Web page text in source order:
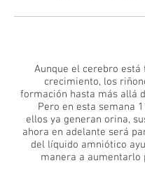
Aunque el cerebro está
crecimiento, los
formación hasta más allá
Pero en esta semana
ellos ya generan orina,
ahora en adelante será
del líquido amniótico
manera a aumentarlo